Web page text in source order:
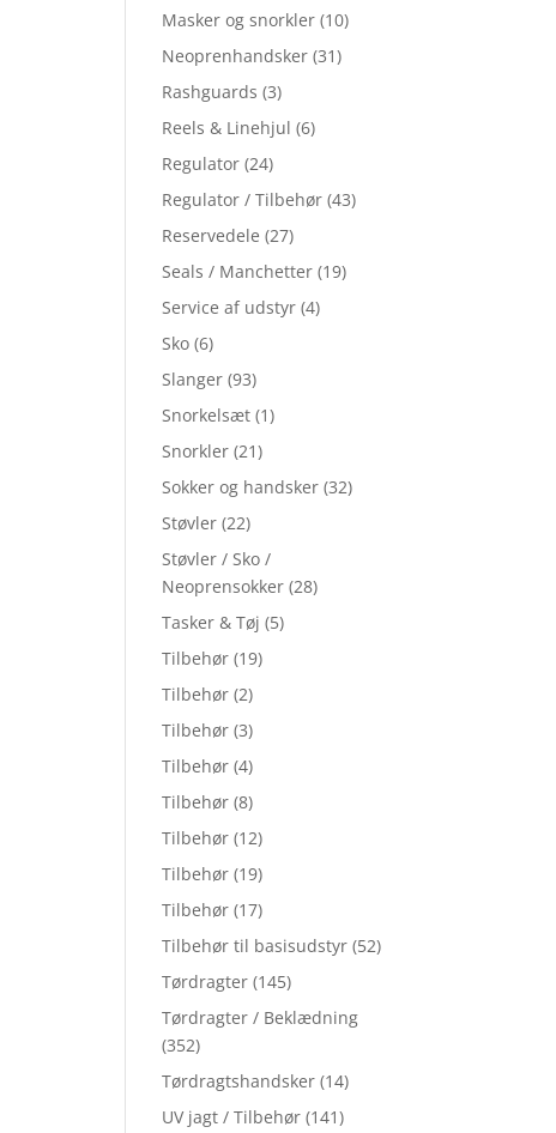
Masker og snorkler (10)
Neoprenhandsker (31)
Rashguards (3)
Reels & Linehjul (6)
Regulator (24)
Regulator / Tilbehør (43)
Reservedele (27)
Seals / Manchetter (19)
Service af udstyr (4)
Sko (6)
Slanger (93)
Snorkelsæt (1)
Snorkler (21)
Sokker og handsker (32)
Støvler (22)
Støvler / Sko /
Neoprensokker (28)
Tasker & Tøj (5)
Tilbehør (19)
Tilbehør (2)
Tilbehør (3)
Tilbehør (4)
Tilbehør (8)
Tilbehør (12)
Tilbehør (19)
Tilbehør (17)
Tilbehør til basisudstyr (52)
Tørdragter (145)
Tørdragter / Beklædning
(352)
Tørdragtshandsker (14)
UV jagt / Tilbehør (141)